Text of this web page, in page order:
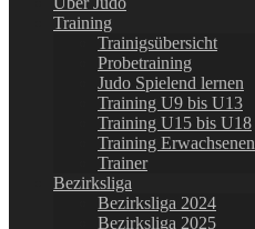
Training
Trainigsübersicht
Probetraining
Judo Spielend lernen
Training U9 bis U13
Training U15 bis U18
Training Erwachsenen
Trainer
Bezirksliga
Bezirksliga 2024
Bezirksliga 2025